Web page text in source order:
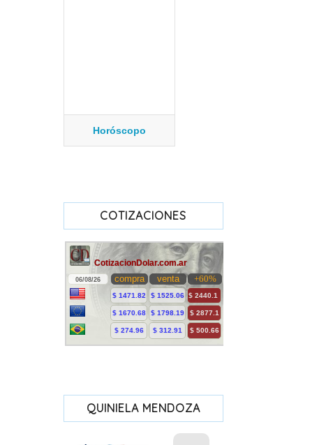
Horóscopo
COTIZACIONES
QUINIELA MENDOZA